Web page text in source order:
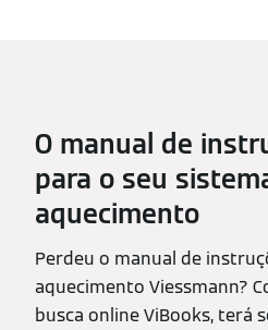
O manual de
para o seu
aquecimento
Perdeu o manual de
aquecimento Viessmann?
busca online ViBooks, terá